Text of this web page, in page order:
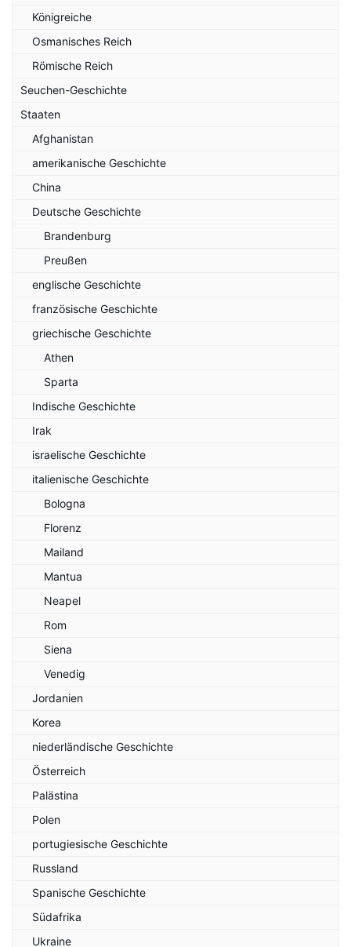
Königreiche
Osmanisches Reich
Römische Reich
Seuchen-Geschichte
Staaten
Afghanistan
amerikanische Geschichte
China
Deutsche Geschichte
Brandenburg
Preußen
englische Geschichte
französische Geschichte
griechische Geschichte
Athen
Sparta
Indische Geschichte
Irak
israelische Geschichte
italienische Geschichte
Bologna
Florenz
Mailand
Mantua
Neapel
Rom
Siena
Venedig
Jordanien
Korea
niederländische Geschichte
Österreich
Palästina
Polen
portugiesische Geschichte
Russland
Spanische Geschichte
Südafrika
Ukraine